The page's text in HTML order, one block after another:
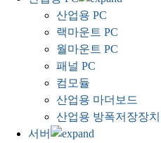
산업용 PC
랙마운트 PC
월마운트 PC
패널 PC
컴모듈
산업용 마더보드
산업용 방폭저장장치
서버